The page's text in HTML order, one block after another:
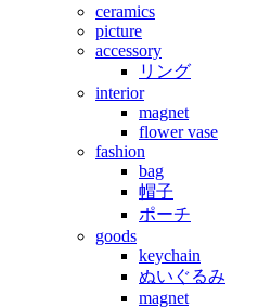
ceramics
picture
accessory
リング
interior
magnet
flower vase
fashion
bag
帽子
ポーチ
goods
keychain
ぬいぐるみ
magnet